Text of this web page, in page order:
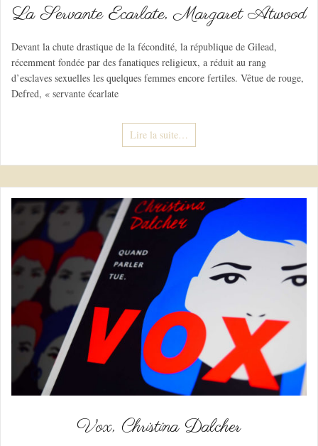
La Servante Ecarlate, Margaret Atwood
Devant la chute drastique de la fécondité, la république de Gilead,
récemment fondée par des fanatiques religieux, a réduit au rang
d’esclaves sexuelles les quelques femmes encore fertiles. Vêtue de rouge,
Defred, « servante écarlate
Lire la suite…
Vox, Christina Dalcher